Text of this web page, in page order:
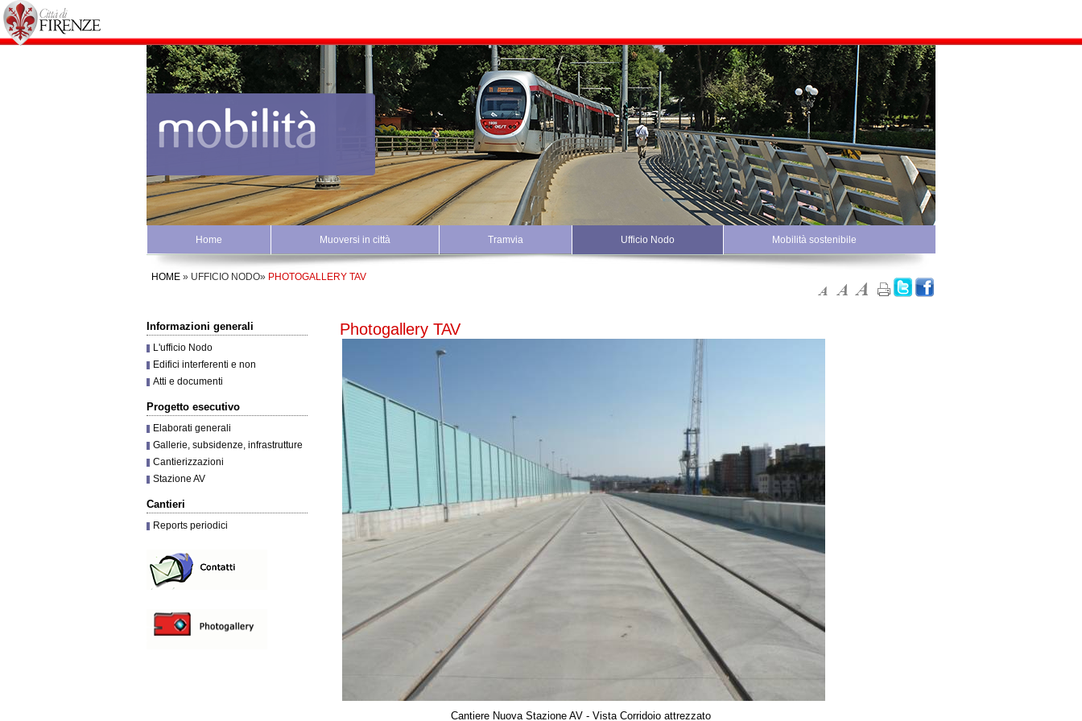
Home Muoversi in città Tramvia Ufficio Nodo Mobilità sostenibile
HOME » UFFICIO NODO» PHOTOGALLERY TAV
Informazioni generali
L'ufficio Nodo
Edifici interferenti e non
Atti e documenti
Progetto esecutivo
Elaborati generali
Gallerie, subsidenze, infrastrutture
Cantierizzazioni
Stazione AV
Cantieri
Reports periodici
Photogallery TAV
Cantiere Nuova Stazione AV - Vista Corridoio attrezzato